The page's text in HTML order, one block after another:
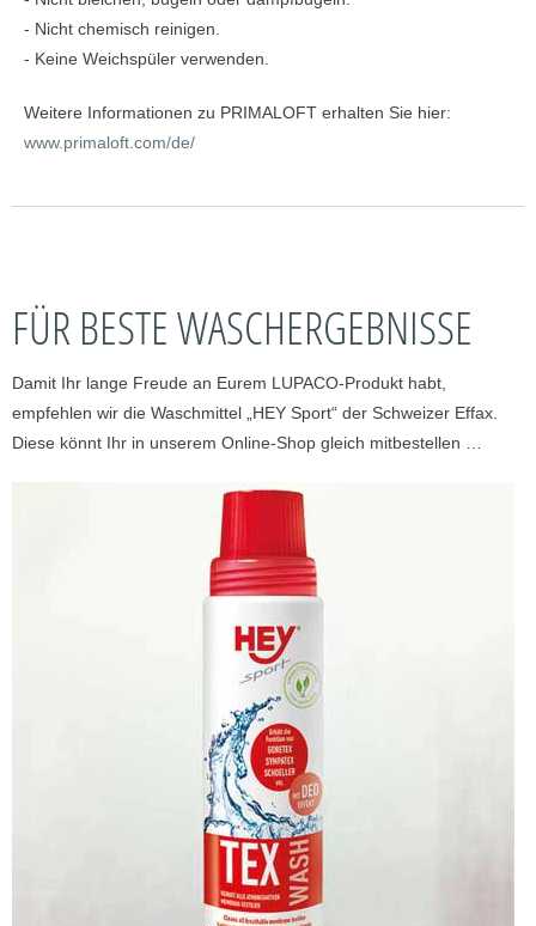
- Nicht chemisch reinigen.
- Keine Weichspüler verwenden.
Weitere Informationen zu PRIMALOFT erhalten Sie hier:
www.primaloft.com/de/
FÜR BESTE WASCHERGEBNISSE
Damit Ihr lange Freude an Eurem LUPACO-Produkt habt,
empfehlen wir die Waschmittel „HEY Sport“ der Schweizer Effax.
Diese könnt Ihr in unserem Online-Shop gleich mitbestellen …